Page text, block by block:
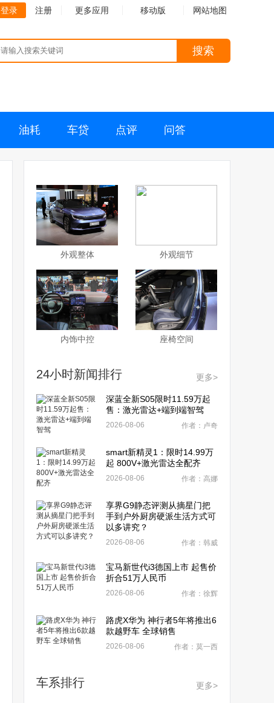
登录 注册 更多应用 移动版 网站地图
搜索
油耗 车贷 点评 问答
外观整体 外观细节
内饰中控 座椅空间
24小时新闻排行 更多>
深蓝全新S05限时11.59万起
售：激光雷达+端到端智驾
2026-08-06 作者：卢奇
smart新精灵1：限时14.99万
起 800V+激光雷达全配齐
2026-08-06 作者：高娜
享界G9静态评测从摘星门把
手到户外厨房硬派生活方式可
以多讲究？
2026-08-06 作者：韩威
宝马新世代i3德国上市 起售价
折合51万人民币
2026-08-06 作者：徐辉
路虎X华为 神行者5年将推出6
款越野车 全球销售
2026-08-06 作者：莫一西
车系排行 更多>